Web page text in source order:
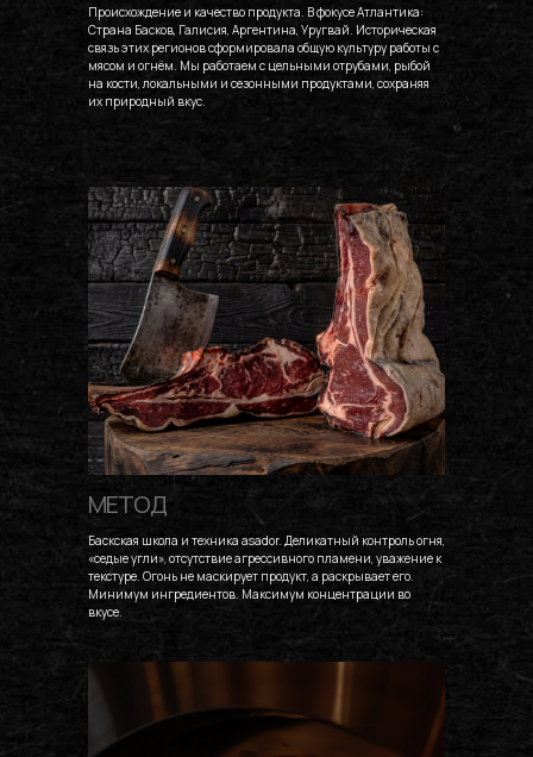
Происхождение и качество продукта. В фокусе Атлантика:
Страна Басков, Галисия, Аргентина, Уругвай. Историческая
связь этих регионов сформировала общую культуру работы с
мясом и огнём. Мы работаем с цельными отрубами, рыбой
на кости, локальными и сезонными продуктами, сохраняя
их природный вкус.
МЕТОД
Баскская школа и техника asador. Деликатный контроль огня,
«седые угли», отсутствие агрессивного пламени, уважение к
текстуре. Огонь не маскирует продукт, а раскрывает его.
Минимум ингредиентов. Максимум концентрации во
вкусе.